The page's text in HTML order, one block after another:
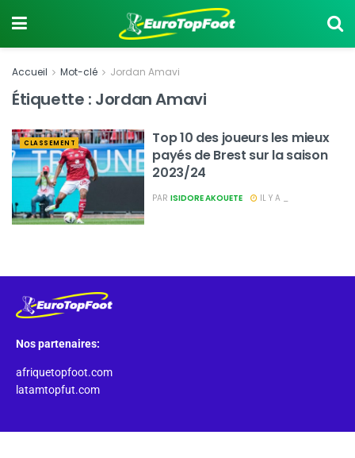
Accueil Mot-clé Jordan Amavi
Étiquette : Jordan Amavi
CLASSEMENT
Top 10 des joueurs les mieux
payés de Brest sur la saison
2023/24
PAR ISIDORE AKOUETE IL Y A _
Nos partenaires:
afriquetopfoot.com
latamtopfut.com